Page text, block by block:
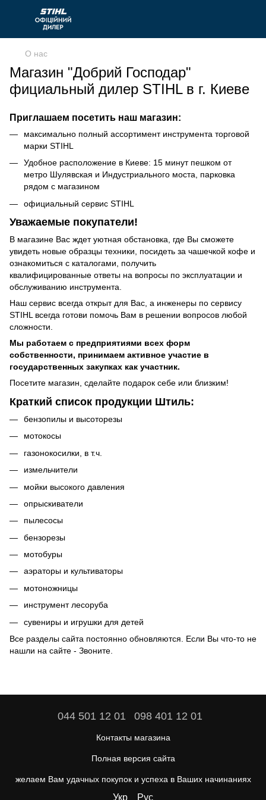
О нас
Магазин "Добрий Господар"
фициальный дилер STIHL в г. Киеве
Приглашаем посетить наш магазин:
максимально полный ассортимент инструмента торговой
марки STIHL
Удобное расположение в Киеве: 15 минут пешком от
метро Шулявская и Индустриального моста, парковка
рядом с магазином
официальный сервис STIHL
Уважаемые покупатели!
В магазине Вас ждет уютная обстановка, где Вы сможете
увидеть новые образцы техники, посидеть за чашечкой кофе и
ознакомиться с каталогами, получить
квалифицированные ответы на вопросы по эксплуатации и
обслуживанию инструмента.
Наш сервис всегда открыт для Вас, а инженеры по сервису
STIHL всегда готови помочь Вам в решении вопросов любой
сложности.
Мы работаем с предприятиями всех форм
собственности, принимаем активное участие в
государственных закупках как участник.
Посетите магазин, сделайте подарок себе или близким!
Краткий список продукции Штиль:
бензопилы и высоторезы
мотокосы
газонокосилки , в т.ч.
измельчители
мойки высокого давления
опрыскиватели
пылесосы
бензорезы
мотобуры
аэраторы и культиваторы
мотоножницы
инструмент лесоруба
сувениры и игрушки для детей
Все разделы сайта постоянно обновляются. Если Вы что-то не
нашли на сайте - Звоните
044 501 12 01 098 401 12 01
Контакты магазина
Полная версия сайта
желаем Вам удачных покупок и успеха в Ваших начинаниях
Укр Рус